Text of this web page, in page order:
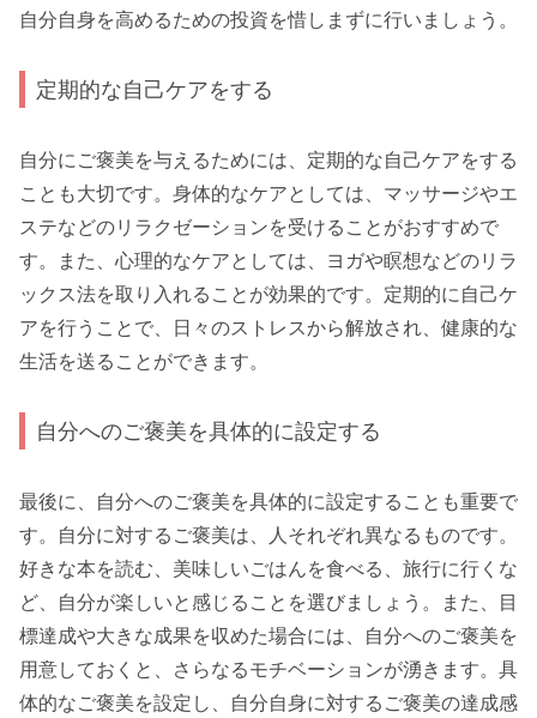
自分自身を高めるための投資を惜しまずに行いましょう。
定期的な自己ケアをする
自分にご褒美を与えるためには、定期的な自己ケアをする
ことも大切です。身体的なケアとしては、マッサージやエ
ステなどのリラクゼーションを受けることがおすすめで
す。また、心理的なケアとしては、ヨガや瞑想などのリラ
ックス法を取り入れることが効果的です。定期的に自己ケ
アを行うことで、日々のストレスから解放され、健康的な
生活を送ることができます。
自分へのご褒美を具体的に設定する
最後に、自分へのご褒美を具体的に設定することも重要で
す。自分に対するご褒美は、人それぞれ異なるものです。
好きな本を読む、美味しいごはんを食べる、旅行に行くな
ど、自分が楽しいと感じることを選びましょう。また、目
標達成や大きな成果を収めた場合には、自分へのご褒美を
用意しておくと、さらなるモチベーションが湧きます。具
体的なご褒美を設定し、自分自身に対するご褒美の達成感